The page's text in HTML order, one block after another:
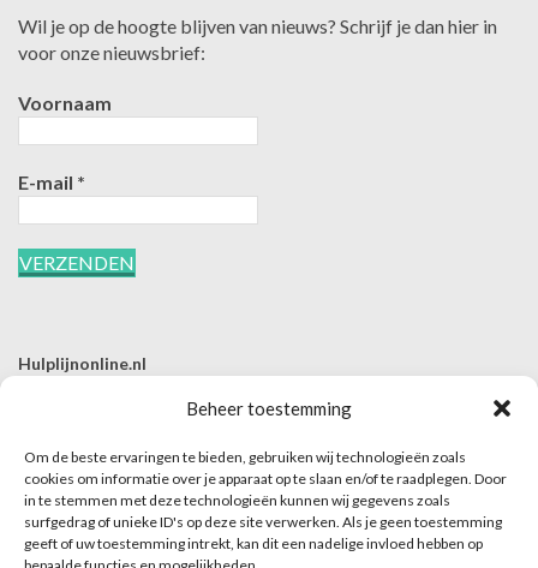
Beheer toestemming
Om de beste ervaringen te bieden, gebruiken wij technologieën zoals
cookies om informatie over je apparaat op te slaan en/of te raadplegen. Door
in te stemmen met deze technologieën kunnen wij gegevens zoals
surfgedrag of unieke ID's op deze site verwerken. Als je geen toestemming
geeft of uw toestemming intrekt, kan dit een nadelige invloed hebben op
Wil je op de hoogte blijven van nieuws? Schrijf je dan hier in
voor onze nieuwsbrief:
Voornaam
E-mail *
Hulplijnonline.nl
E | info@hulplijnonline.nl
Contactformulier
Over Hulplijnonline.nl
Het team van Hulplijnonline.nl